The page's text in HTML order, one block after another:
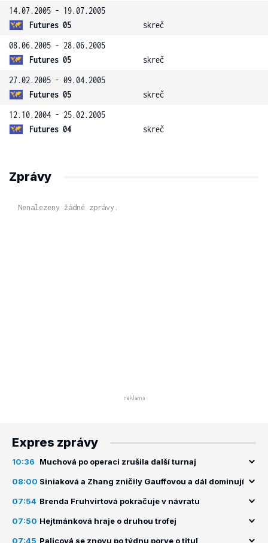
14.07.2005 - 19.07.2005
Futures 05
skreč
08.06.2005 - 28.06.2005
Futures 05
skreč
27.02.2005 - 09.04.2005
Futures 05
skreč
12.10.2004 - 25.02.2005
Futures 04
skreč
Zprávy
Nenalezeny žádné zprávy.
Expres zprávy
10:36 Muchová po operaci zrušila další turnaj
08:00 Siniaková a Zhang zničily Gauffovou a dál dominují
07:54 Brenda Fruhvirtová pokračuje v návratu
07:50 Hejtmánková hraje o druhou trofej
07:45 Palicová se znovu po týdnu porve o titul